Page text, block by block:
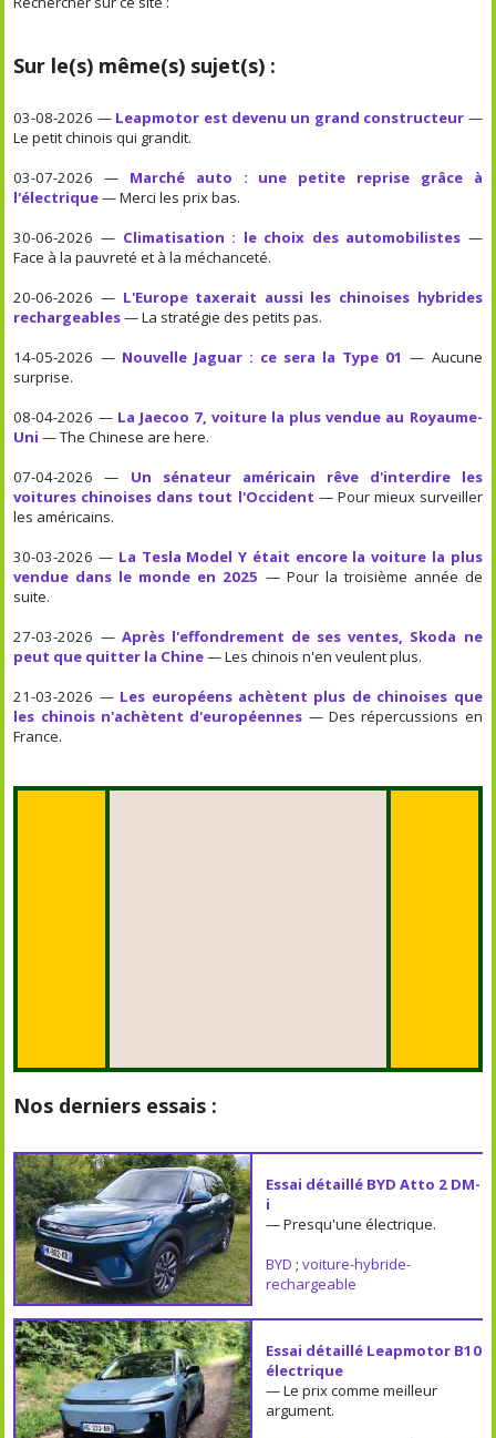
Sur le(s) même(s) sujet(s) :
03-08-2026 — Leapmotor est devenu un grand constructeur —
Le petit chinois qui grandit.
03-07-2026 — Marché auto : une petite reprise grâce à
l'électrique— Merci les prix bas.
30-06-2026 — Climatisation : le choix des automobilistes —
Face à la pauvreté et à la méchanceté.
20-06-2026 — L'Europe taxerait aussi les chinoises hybrides
rechargeables— La stratégie des petits pas.
14-05-2026 — Nouvelle Jaguar : ce sera la Type 01 — Aucune
surprise.
08-04-2026 — La Jaecoo 7, voiture la plus vendue au Royaume-
Uni — The Chinese are here.
07-04-2026 — Un sénateur américain rêve d'interdire les
voitures chinoises dans tout l'Occident — Pour mieux surveiller
les américains.
30-03-2026 — La Tesla Model Y était encore la voiture la plus
vendue dans le monde en 2025 — Pour la troisième année de
suite.
27-03-2026 — Après l'effondrement de ses ventes, Skoda ne
peut que quitter la Chine— Les chinois n'en veulent plus.
21-03-2026 — Les européens achètent plus de chinoises que
les chinois n'achètent d'européennes — Des répercussions en
France.
Nos derniers essais :
Essai détaillé BYD Atto 2 DM-
i
— Presqu'une électrique.
BYD ; voiture-hybride-
rechargeable
Essai détaillé Leapmotor B10
électrique
— Le prix comme meilleur
argument.